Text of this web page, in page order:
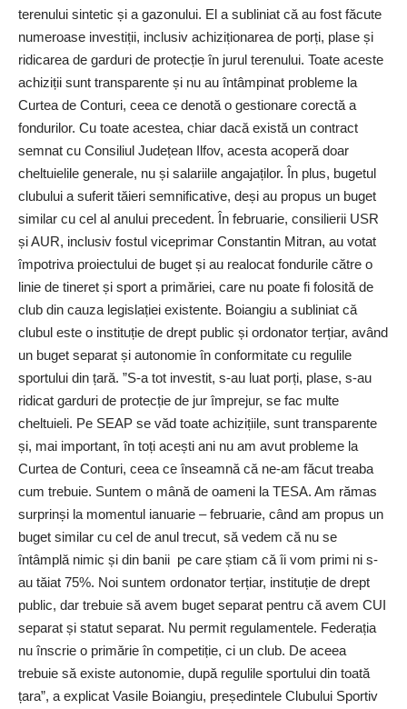
terenului sintetic și a gazonului. El a subliniat că au fost făcute
numeroase investiții, inclusiv achiziționarea de porți, plase și
ridicarea de garduri de protecție în jurul terenului. Toate aceste
achiziții sunt transparente și nu au întâmpinat probleme la
Curtea de Conturi, ceea ce denotă o gestionare corectă a
fondurilor. Cu toate acestea, chiar dacă există un contract
semnat cu Consiliul Județean Ilfov, acesta acoperă doar
cheltuielile generale, nu și salariile angajaților. În plus, bugetul
clubului a suferit tăieri semnificative, deși au propus un buget
similar cu cel al anului precedent. În februarie, consilierii USR
și AUR, inclusiv fostul viceprimar Constantin Mitran, au votat
împotriva proiectului de buget și au realocat fondurile către o
linie de tineret și sport a primăriei, care nu poate fi folosită de
club din cauza legislației existente. Boiangiu a subliniat că
clubul este o instituție de drept public și ordonator terțiar, având
un buget separat și autonomie în conformitate cu regulile
sportului din țară. ­”S-a tot investit, s-au luat porți, plase, s-au
ridicat garduri de protecție de jur împrejur, se fac multe
cheltuieli. Pe SEAP se văd toate achizițiile, sunt transparente
și, mai important, în toți acești ani nu am avut probleme la
Curtea de Conturi, ­ceea ce înseamnă că ne-am făcut treaba
cum trebuie. Suntem o mână de oameni la TESA. Am rămas
surprinși la momentul ianuarie – februarie, când am propus un
buget similar cu cel de anul trecut, să vedem că nu se
întâmplă nimic și din banii pe care știam că îi vom primi ni s-
au tăiat 75%. Noi suntem ordonator terțiar, instituție de drept
public, dar trebuie să avem buget separat pentru că avem CUI
separat și statut separat. Nu permit regulamentele. Federația
nu înscrie o primărie în competiție, ci un club. De aceea
trebuie să existe autonomie, după regulile sportului din toată
țara”, a explicat Vasile Boiangiu, președintele Clubului Sportiv